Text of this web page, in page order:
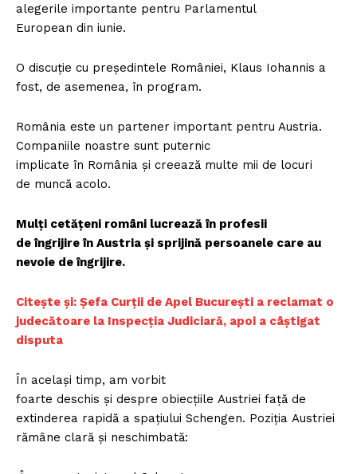
alegerile importante pentru Parlamentul
European din iunie.
O discuție cu președintele României, Klaus Iohannis a
fost, de asemenea, în program.
România este un partener important pentru Austria.
Companiile noastre sunt puternic
implicate în România și creează multe mii de locuri
de muncă acolo.
Mulți cetățeni români lucrează în profesii
de îngrijire în Austria și sprijină persoanele care au
nevoie de îngrijire.
Citește și: Șefa Curții de Apel București a reclamat o
judecătoare la Inspecția Judiciară, apoi a câștigat
disputa
În același timp, am vorbit
foarte deschis și despre obiecțiile Austriei față de
extinderea rapidă a spațiului Schengen. Poziția Austriei
rămâne clară și neschimbată: